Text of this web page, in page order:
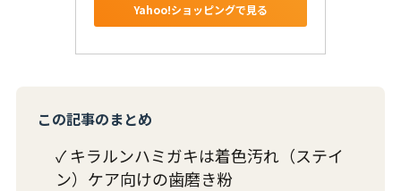
Yahoo!ショッピングで見る
この記事のまとめ
✓ キラルンハミガキは着色汚れ（ステイ
ン）ケア向けの歯磨き粉